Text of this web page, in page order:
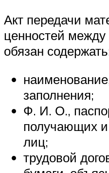
Акт передачи
ценностей
обязан
заполнения;
Ф. И. О.,
получающих
лиц;
трудовой